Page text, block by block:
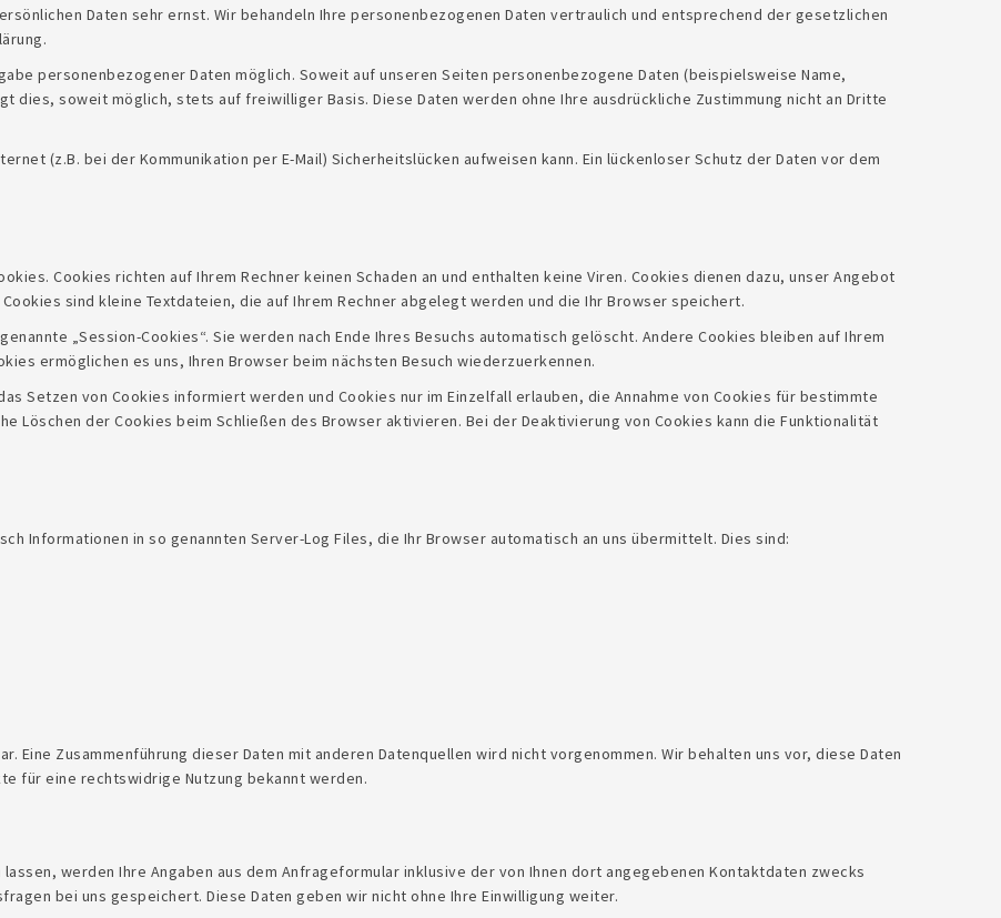
Daten sehr ernst. Wir behandeln Ihre personenbezogenen Daten vertraulich und entsprechend der gesetzlichen
personenbezogener Daten möglich. Soweit auf unseren Seiten personenbezogene Daten (beispielsweise Name,
dies, soweit möglich, stets auf freiwilliger Basis. Diese Daten werden ohne Ihre ausdrückliche Zustimmung nicht an Dritte
(z.B. bei der Kommunikation per E-Mail) Sicherheitslücken aufweisen kann. Ein lückenloser Schutz der Daten vor dem
Cookies richten auf Ihrem Rechner keinen Schaden an und enthalten keine Viren. Cookies dienen dazu, unser Angebot
sind kleine Textdateien, die auf Ihrem Rechner abgelegt werden und die Ihr Browser speichert.
„Session-Cookies“. Sie werden nach Ende Ihres Besuchs automatisch gelöscht. Andere Cookies bleiben auf Ihrem
ermöglichen es uns, Ihren Browser beim nächsten Besuch wiederzuerkennen.
Setzen von Cookies informiert werden und Cookies nur im Einzelfall erlauben, die Annahme von Cookies für bestimmte
Löschen der Cookies beim Schließen des Browser aktivieren. Bei der Deaktivierung von Cookies kann die Funktionalität
Informationen in so genannten Server-Log Files, die Ihr Browser automatisch an uns übermittelt. Dies sind:
Eine Zusammenführung dieser Daten mit anderen Datenquellen wird nicht vorgenommen. Wir behalten uns vor, diese Daten
für eine rechtswidrige Nutzung bekannt werden.
werden Ihre Angaben aus dem Anfrageformular inklusive der von Ihnen dort angegebenen Kontaktdaten zwecks
bei uns gespeichert. Diese Daten geben wir nicht ohne Ihre Einwilligung weiter.